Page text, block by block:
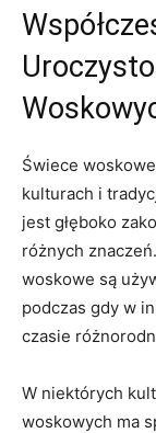
Świece⁣
kulturach i
jest ​głęboko
różnych
woskowe są
podczas gdy w
czasie⁣
W niektórych
woskowych ma